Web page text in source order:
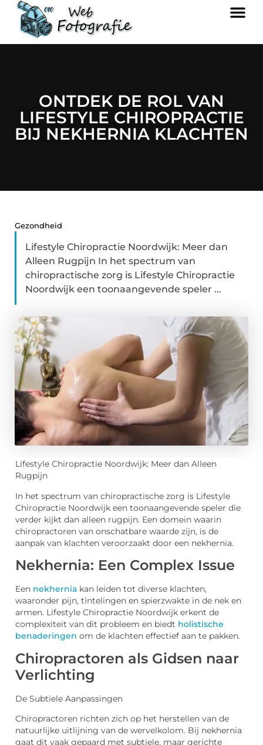
ONTDEK DE ROL VAN
LIFESTYLE CHIROPRACTIE
BIJ NEKHERNIA KLACHTEN
Gezondheid
Lifestyle Chiropractie Noordwijk: Meer dan
Alleen Rugpijn In het spectrum van
chiropractische zorg is Lifestyle Chiropractie
Noordwijk een toonaangevende speler ...
Lifestyle Chiropractie Noordwijk: Meer dan Alleen
Rugpijn
In het spectrum van chiropractische zorg is Lifestyle
Chiropractie Noordwijk een toonaangevende speler die
verder kijkt dan alleen rugpijn. Een domein waarin
chiropractoren van onschatbare waarde zijn, is de
aanpak van klachten veroorzaakt door een nekhernia.
Nekhernia: Een Complex Issue
Een nekhernia kan leiden tot diverse klachten,
waaronder pijn, tintelingen en spierzwakte in de nek en
armen. Lifestyle Chiropractie Noordwijk erkent de
complexiteit van dit probleem en biedt holistische
benaderingen om de klachten effectief aan te pakken.
Chiropractoren als Gidsen naar
Verlichting
De Subtiele Aanpassingen
Chiropractoren richten zich op het herstellen van de
natuurlijke uitlijning van de wervelkolom. Bij nekhernia
gaat dit vaak gepaard met subtiele, maar gerichte